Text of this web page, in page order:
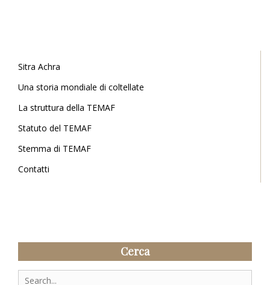
Sitra Achra
Una storia mondiale di coltellate
La struttura della TEMAF
Statuto del TEMAF
Stemma di TEMAF
Contatti
Cerca
Search